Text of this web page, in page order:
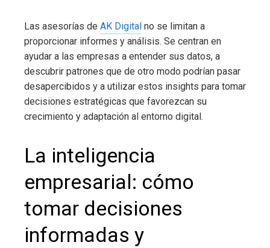
Las asesorías de AK Digital no se limitan a
proporcionar informes y análisis. Se centran en
ayudar a las empresas a entender sus datos, a
descubrir patrones que de otro modo podrían pasar
desapercibidos y a utilizar estos insights para tomar
decisiones estratégicas que favorezcan su
crecimiento y adaptación al entorno digital.
La inteligencia
empresarial: cómo
tomar decisiones
informadas y